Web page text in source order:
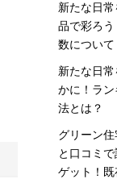
新たな日
品で彩ろ
数について
新たな日
かに！ラ
法とは？
グリーン
と口コミ
ゲット！